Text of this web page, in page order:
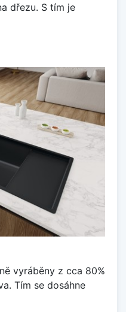
dřezu. S tím je
vyráběny z cca 80%
Tím se dosáhne